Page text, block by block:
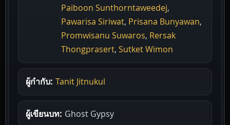
Paiboon Sunthorntaweedej,
Pawarisa Siriwat, Prisana Bunyawan,
Promwisanu Suwaros, Rersak
Thongprasert, Sutket Wimon
ผู้กำกับ: Tanit Jitnukul
ผู้เขียนบท: Ghost Gypsy